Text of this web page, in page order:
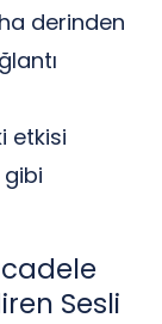
derinden
etkisi
Sesli